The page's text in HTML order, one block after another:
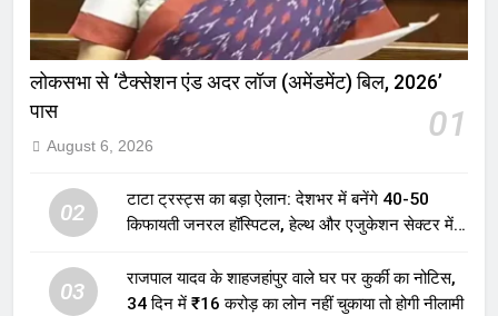
लोकसभा से ‘टैक्सेशन एंड अदर लॉज (अमेंडमेंट) बिल, 2026’
पास
01
August 6, 2026
02
टाटा ट्रस्ट्स का बड़ा ऐलान: देशभर में बनेंगे 40-50
किफायती जनरल हॉस्पिटल, हेल्थ और एजुकेशन सेक्टर में
03
राजपाल यादव के शाहजहांपुर वाले घर पर कुर्की का नोटिस,
34 दिन में ₹16 करोड़ का लोन नहीं चुकाया तो होगी नीलामी